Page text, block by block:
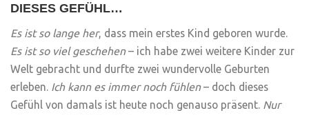
DIESES GEFÜHL…
Es ist so lange her, dass mein erstes Kind geboren wurde.
Es ist so viel geschehen– ich habe zwei weitere Kinder zur
Welt gebracht und durfte zwei wundervolle Geburten
erleben. Ich kann es immer noch fühlen– doch dieses
Gefühl von damals ist heute noch genauso präsent. Nur